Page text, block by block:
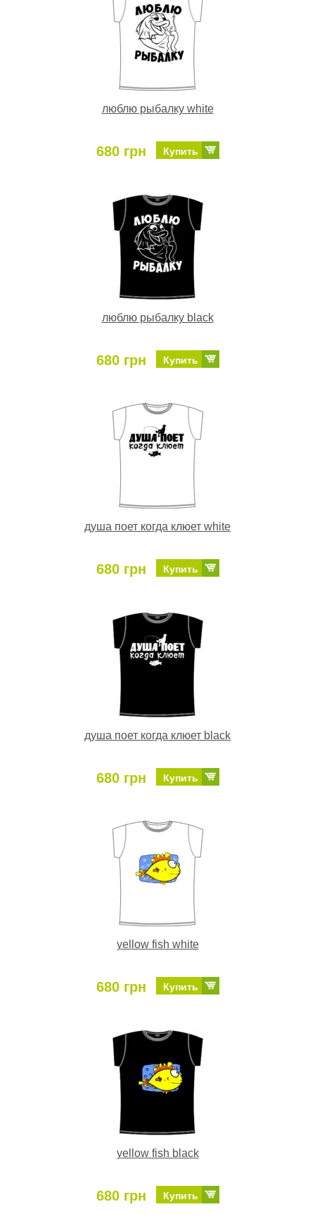
люблю рыбалку white
680 грн Купить
люблю рыбалку black
680 грн Купить
душа поет когда клюет white
680 грн Купить
душа поет когда клюет black
680 грн Купить
yellow fish white
680 грн Купить
yellow fish black
680 грн Купить